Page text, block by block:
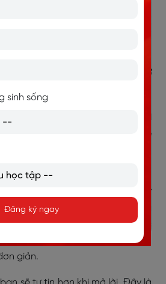
hóa phát âm cơ
quan trọng của giao tiếp. Với
âm chưa chắc chắn có thể
vì sợ người khác không hiểu
âm giống người bản xứ ngay từ
hơn là phát âm rõ, dễ nghe và
hiểu nhầm. Hãy bắt đầu với các
cuối, trọng âm từ, ngữ điệu câu
giản.
sinh sống
Đăng ký ngay